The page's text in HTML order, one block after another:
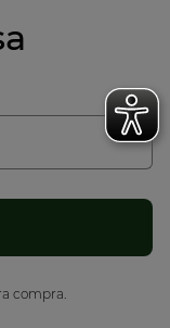
compra.